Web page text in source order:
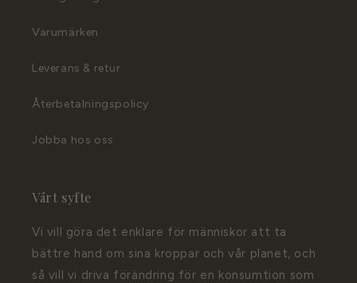
Varumärken
Leverans & retur
Återbetalningspolicy
Jobba hos oss
Vårt syfte
Vi vill göra det enklare för människor att ta
bättre hand om sina kroppar och vår planet, och
så vill vi driva förändring för en konsumtion som